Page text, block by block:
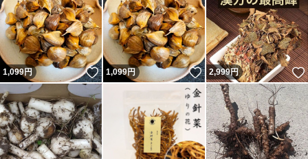
1,099円 いいね！
1,099円 いいね！
2,999円